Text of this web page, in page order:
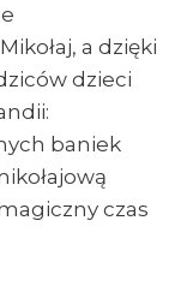
a dzięki
dzieci
baniek
czas